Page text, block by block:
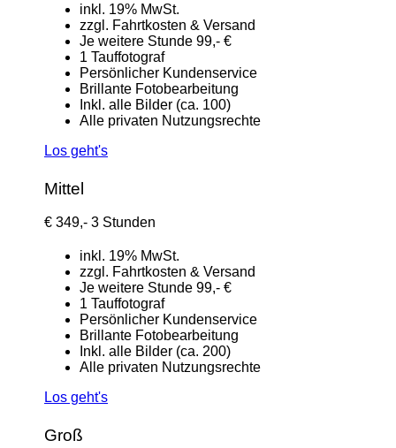
inkl. 19% MwSt.
zzgl. Fahrtkosten & Versand
Je weitere Stunde 99,- €
1 Tauffotograf
Persönlicher Kundenservice
Brillante Fotobearbeitung
Inkl. alle Bilder (ca. 100)
Alle privaten Nutzungsrechte
Los geht's
Mittel
€ 349,- 3 Stunden
inkl. 19% MwSt.
zzgl. Fahrtkosten & Versand
Je weitere Stunde 99,- €
1 Tauffotograf
Persönlicher Kundenservice
Brillante Fotobearbeitung
Inkl. alle Bilder (ca. 200)
Alle privaten Nutzungsrechte
Los geht's
Groß